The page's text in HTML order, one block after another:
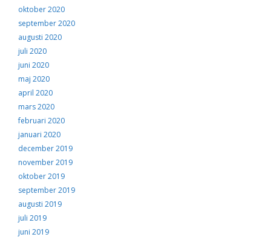
oktober 2020
september 2020
augusti 2020
juli 2020
juni 2020
maj 2020
april 2020
mars 2020
februari 2020
januari 2020
december 2019
november 2019
oktober 2019
september 2019
augusti 2019
juli 2019
juni 2019